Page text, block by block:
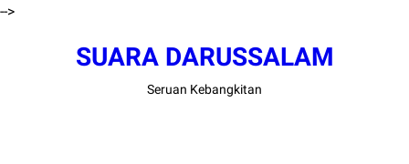
-->
SUARA DARUSSALAM
Seruan Kebangkitan